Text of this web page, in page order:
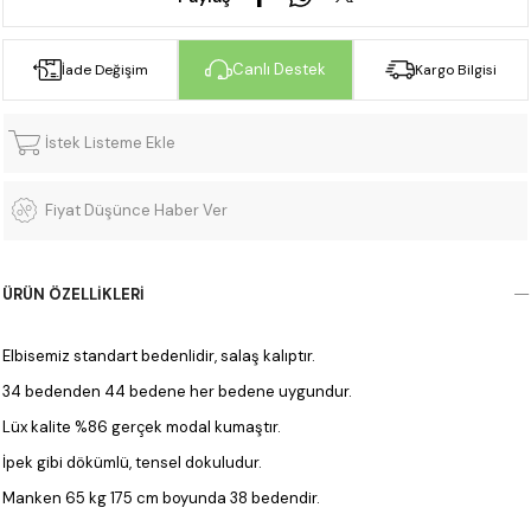
İade Değişim Canlı Destek Kargo Bilgisi
İstek Listeme Ekle
Fiyat Düşünce Haber Ver
ÜRÜN ÖZELLIKLERI
Elbisemiz standart bedenlidir, salaş kalıptır.
34 bedenden 44 bedene her bedene uygundur.
Lüx kalite %86 gerçek modal kumaştır.
İpek gibi dökümlü, tensel dokuludur.
Manken 65 kg 175 cm boyunda 38 bedendir.